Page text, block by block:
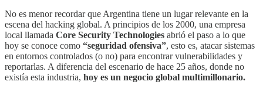
No es menor recordar que Argentina tiene un lugar relevante en la
escena del hacking global. A principios de los 2000, una empresa
local llamada Core Security Technologies abrió el paso a lo que
hoy se conoce como “seguridad ofensiva”, esto es, atacar sistemas
en entornos controlados (o no) para encontrar vulnerabilidades y
reportarlas. A diferencia del escenario de hace 25 años, donde no
existía esta industria, hoy es un negocio global multimillonario.